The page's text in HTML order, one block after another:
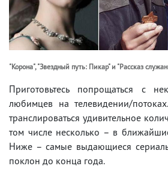
"Корона", "Звездный путь: Пикар" и "Рассказ
Приготовьтесь попрощаться с
любимцев на телевидении/
транслироваться удивительное
том числе несколько – в
Ниже – самые выдающиеся
поклон до конца года.